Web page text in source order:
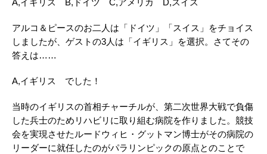
A,イギリス B,ドイツ C,アメリカ D,スイス
アルコ＆ピースのお二人は「ドイツ」「スイス」をチョイス
しましたが、ゲストの3人は「イギリス」を選択。さてその
答えは……
A,イギリス でした！
当時のイギリスの首相チャーチルが、第二次世界大戦で負傷
した兵士のためリハビリに取り組む病院を作りました。競技
会を実現させたルードウィヒ・グットマン博士がその病院の
リーダーに就任したのがパラリンピックの原点とのことで